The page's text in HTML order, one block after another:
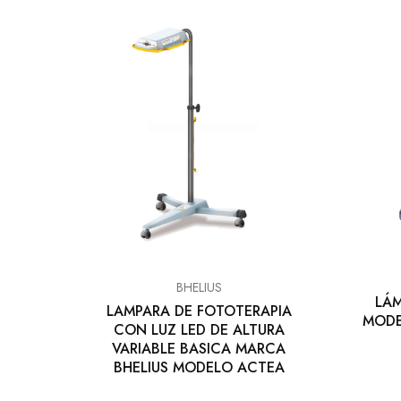
OTROS
BHELIUS
LAMPARA DE FOTOTERAPIA
CON LUZ LED DE ALTURA
VARIABLE BASICA MARCA
BHELIUS MODELO ACTEA